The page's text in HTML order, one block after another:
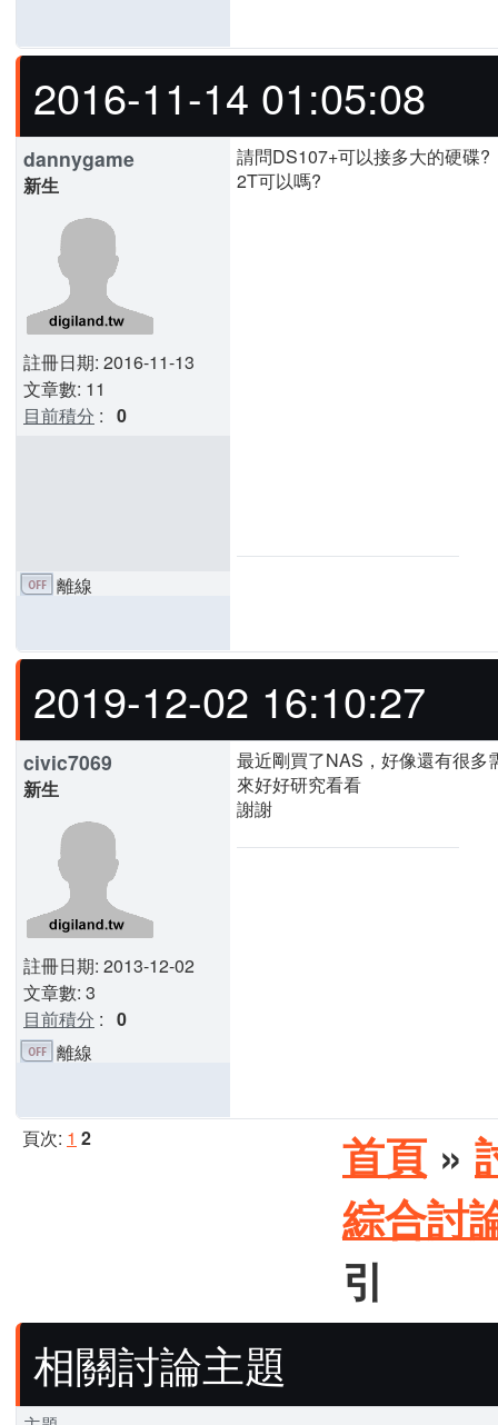
2016-11-14 01:05:08
dannygame
新生
註冊日期: 2016-11-13
文章數: 11
目前積分 : 0
請問DS107+可以接多大的硬碟?
2T可以嗎?
離線
2019-12-02 16:10:27
civic7069
新生
註冊日期: 2013-12-02
文章數: 3
目前積分 : 0
最近剛買了NAS，好像還有很多
來好好研究看看
謝謝
離線
頁次: 1 2 首頁 »
綜合討
引
相關討論主題